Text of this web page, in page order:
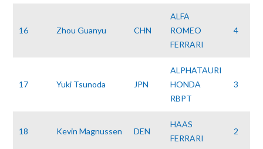
16 Zhou Guanyu CHN
ALFA
ROMEO
FERRARI
4
17 Yuki Tsunoda JPN
ALPHATAURI
HONDA
RBPT
3
18 Kevin Magnussen DEN
HAAS
FERRARI
2